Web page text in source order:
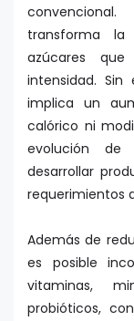
transforma
azúcares
intensidad.
implica un
calórico ni
evolución
desarrollar
requerimientos
Además de
es posible
vitaminas,
probióticos,